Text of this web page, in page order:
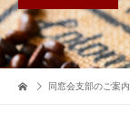
同窓会支部のご案内